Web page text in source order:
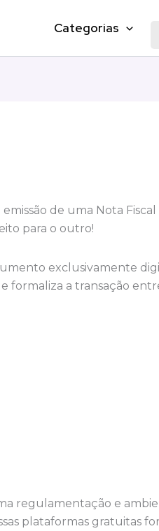
Categorias
de uma Nota
para o outro!
exclusivamente
formaliza a transação
regulamentação e
plataformas gratuitas